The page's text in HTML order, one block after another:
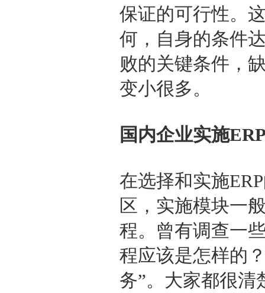
保证的可行性。
何，自身的条件
败的关键条件，
变小很多。
国内企业实施
在选择和实施
区，实施模块一
程。曾有调查一
程应该是怎样的
务”。大家都很清